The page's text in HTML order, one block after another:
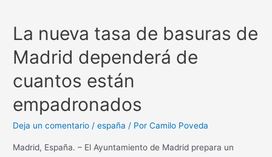
La nueva tasa de basuras de
Madrid dependerá de
cuantos están
empadronados
Deja un comentario /españa / PorCamilo Poveda
Madrid, España. – El Ayuntamiento de Madrid prepara un